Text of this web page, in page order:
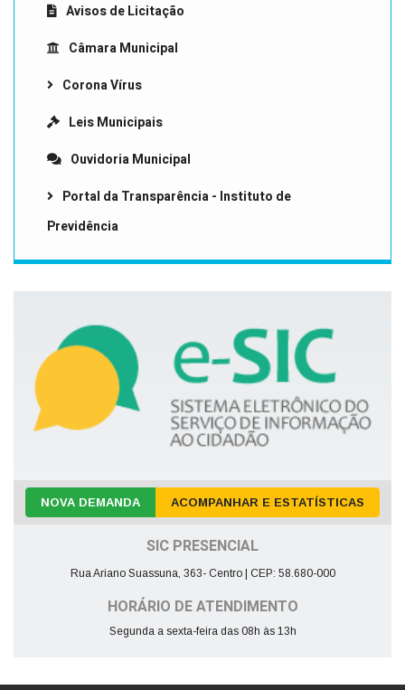
Avisos de Licitação
Câmara Municipal
Corona Vírus
Leis Municipais
Ouvidoria Municipal
Portal da Transparência - Instituto de
Previdência
NOVA DEMANDA ACOMPANHAR E ESTATÍSTICAS
SIC PRESENCIAL
Rua Ariano Suassuna, 363- Centro | CEP: 58.680-000
HORÁRIO DE ATENDIMENTO
Segunda a sexta-feira das 08h às 13h